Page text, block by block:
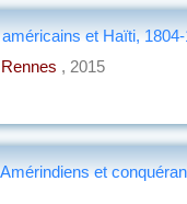
et Haïti,
, 2015
et